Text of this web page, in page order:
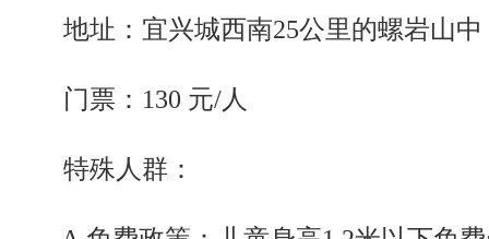
地址：宜兴城西南25公里的螺岩山中
门票：130 元/人
特殊人群：